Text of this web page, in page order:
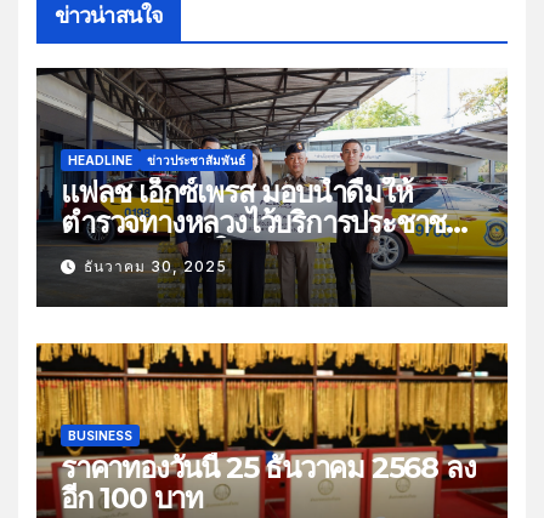
ข่าวน่าสนใจ
HEADLINE ข่าวประชาสัมพันธ์
แฟลช เอ็กซ์เพรส มอบน้ำดื่มให้
ตำรวจทางหลวงไว้บริการประชาชน
ช่วงเทศกาลปีใหม่
ธันวาคม 30, 2025
BUSINESS
ราคาทองวันนี้ 25 ธันวาคม 2568 ลง
อีก 100 บาท